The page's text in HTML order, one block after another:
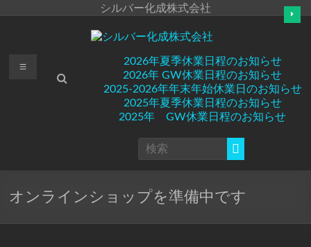
シルバー化成株式会社
シ
成
2026年夏季休業日程のお知らせ
2026年 GW休業日程のお知らせ
2025-2026年年末年始休業日のお知らせ
2025年夏季休業日程のお知らせ
2025年 GW休業日程のお知らせ
メ
オンラインショップを準備中です